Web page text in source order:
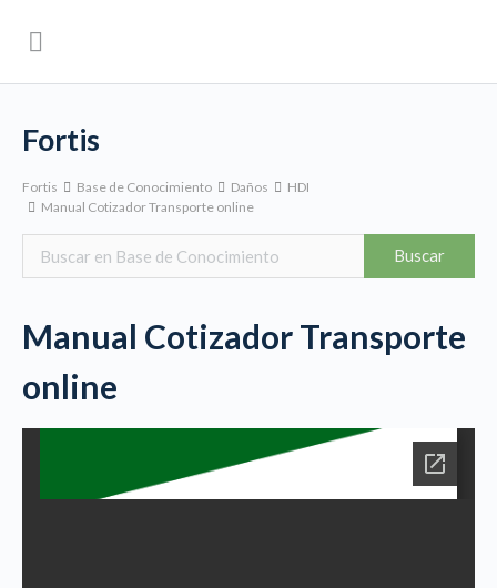
Fortis
Fortis Base de Conocimiento Daños
HDI
Manual Cotizador Transporte online
Manual Cotizador Transporte
online